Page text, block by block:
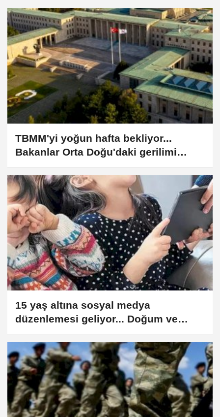
TBMM'yi yoğun hafta bekliyor...
Bakanlar Orta Doğu'daki gerilimi
anlatacak
15 yaş altına sosyal medya
düzenlemesi geliyor... Doğum ve
babalık izinleri artıyor!